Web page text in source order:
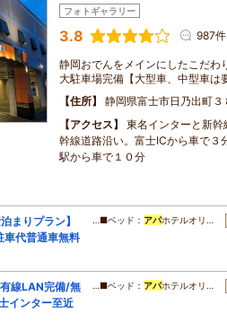
フォトギャラリー
3.8 987件
静岡おでんをメインにしたこだわ
大駐車場完備【大型車、中型車は
住所
静岡県富士市日乃出町３
アクセス
東名インターと新
幹線道路沿い。富士ICから車で３
駅から車で１０分
まりプラン】
車代普通車無料
…■ベッド： アパホテルオリ…
線LAN完備/無
インター至近
…■ベッド： アパホテルオリ…